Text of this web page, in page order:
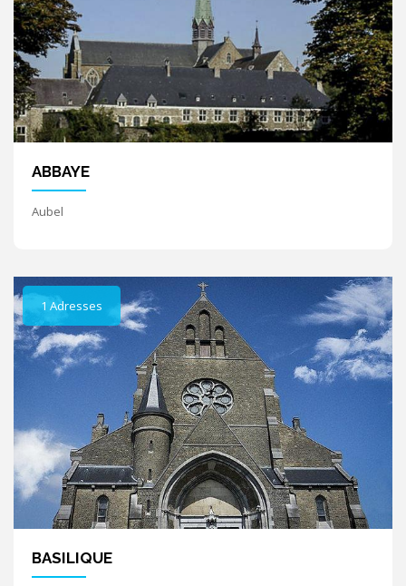
ABBAYE
Aubel
1 Adresses
BASILIQUE